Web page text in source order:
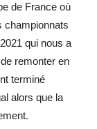
de France où
championnats
qui nous a
remonter en
terminé
alors que la